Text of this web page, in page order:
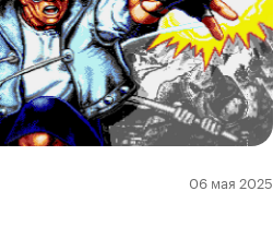
06 мая 2025